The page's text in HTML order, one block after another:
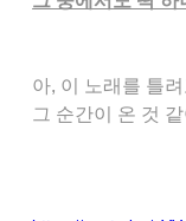
아, 이 노래를 틀
그 순간이 온 것